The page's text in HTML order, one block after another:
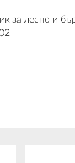
за лесно и